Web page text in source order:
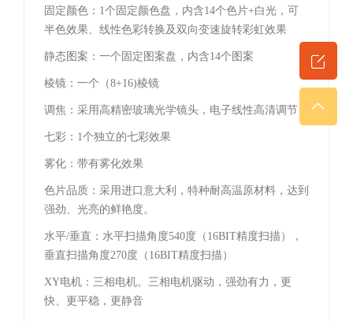
固定颜色：1个固定颜色盘，内含14个色片+白光，可
半色效果、线性色彩转换及双向变速旋转彩虹效果
静态图案：一个固定图案盘，内含14个图案
棱镜：一个（8+16)棱镜
调焦：采用高精密玻璃光学镜头，电子线性高清调节
七彩：1个独立的七彩效果
雾化：带有雾化效果
色片品质：采用进口意大利，特种耐高温原材料，达到
强劲、光亮的鲜艳度。
水平/垂直：水平扫描角度540度（16BIT精度扫描），
垂直扫描角度270度（16BIT精度扫描）
XY电机：三相电机。三相电机驱动，强劲有力，更
快、更平稳，更静音